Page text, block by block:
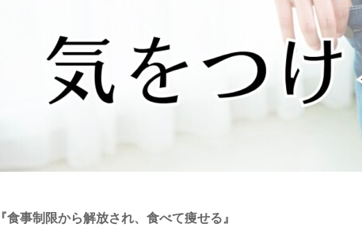
『食事制限から解放され、食べて痩せる』